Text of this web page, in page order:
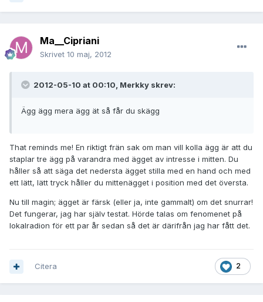
Ma__Cipriani
Skrivet 10 maj, 2012
2012-05-10 at 00:10, Merkky skrev:
Ägg ägg mera ägg ät så får du skägg
That reminds me! En riktigt frän sak om man vill kolla ägg är att du
staplar tre ägg på varandra med ägget av intresse i mitten. Du
håller så att säga det nedersta ägget stilla med en hand och med
ett lätt, lätt tryck håller du mittenägget i position med det översta.
Nu till magin; ägget är färsk (eller ja, inte gammalt) om det snurrar!
Det fungerar, jag har själv testat. Hörde talas om fenomenet på
lokalradion för ett par år sedan så det är därifrån jag har fått det.
2
Citera